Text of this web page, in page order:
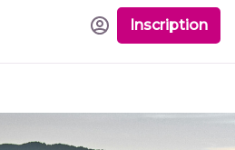
Inscription